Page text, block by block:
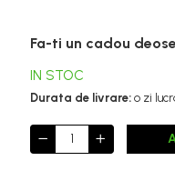
Fa-ti un cadou
IN STOC
Durata de livrare: o zi